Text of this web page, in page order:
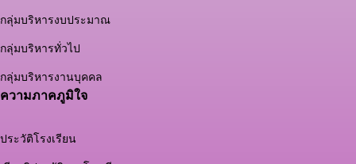
กลุ่มบริหารงบประมาณ
กลุ่มบริหารทั่วไป
กลุ่มบริหารงานบุคคล
ความภาคภูมิใจ
ประวัติโรงเรียน